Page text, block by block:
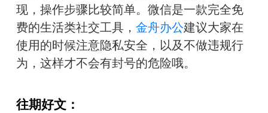
现，操作步骤比较简单。微信是一款完全免
费的生活类社交工具， 金舟办公建议大家在
使用的时候注意隐私安全，以及不做违规行
为，这样才不会有封号的危险哦。
往期好文：